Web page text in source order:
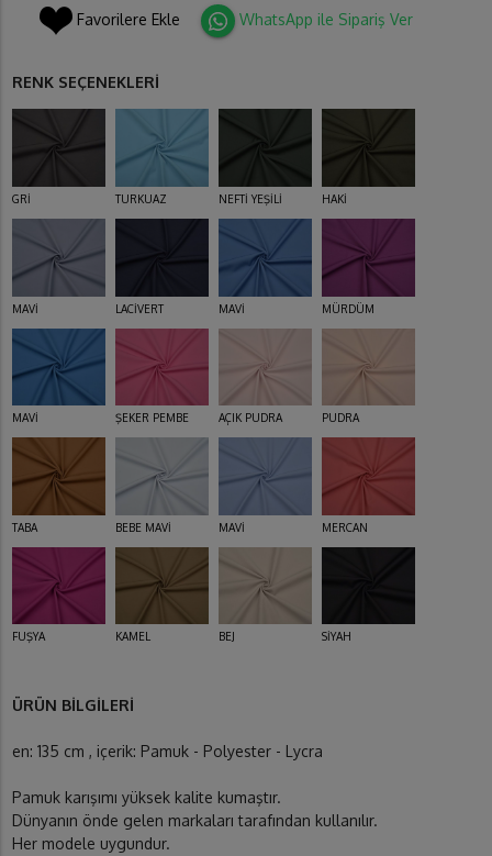
Favorilere Ekle WhatsApp ile Sipariş Ver
RENK SEÇENEKLERİ
GRİ TURKUAZ NEFTİ YEŞİLİ HAKİ
MAVİ LACİVERT MAVİ MÜRDÜM
MAVİ ŞEKER PEMBE AÇIK PUDRA PUDRA
TABA BEBE MAVİ MAVİ MERCAN
FUŞYA KAMEL BEJ SİYAH
ÜRÜN BİLGİLERİ
en: 135 cm , içerik: Pamuk - Polyester - Lycra
Pamuk karışımı yüksek kalite kumaştır.
Dünyanın önde gelen markaları tarafından kullanılır.
Her modele uygundur.